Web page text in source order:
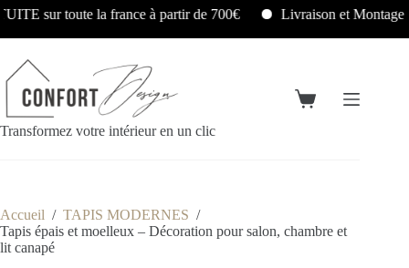
Livraison et Montage GRATUITS en Île-de-France sous 48/
Transformez votre intérieur en un clic
Accueil / TAPIS MODERNES /
Tapis épais et moelleux – Décoration pour salon, chambre et
lit canapé